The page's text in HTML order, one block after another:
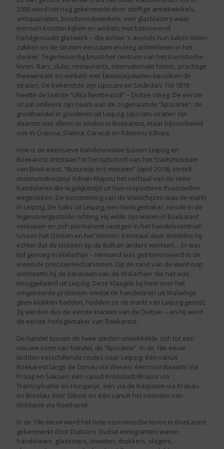
2000 werd het nog gekenmerkt door stoffige antiekwinkels,
antiquariaten, bruidsmodewinkels, een glasblazerij waar
mensen konden kijken en winkels met betoverend
handgemaakt glaswerk – die echter ’s avonds hun luiken lieten
zakken en de straten eenzaam en leeg achterlieten in het
donker. Tegenwoordig bruist het centrum van het toeristische
leven. Bars, clubs, restaurants, internationale hotels, prachtige
theewinkels en winkels met fantasiejuwelen bevolken de
straten. De bekendste zijn Lipscani en Smârdan. Tot 1878
heette de laatste “Ulița Nemțească” – Duitse steeg. De eerste
straat ontleent zijn naam aan de zogenaamde “lipscanie”, de
groothandel in goederen uit Leipzig. Lipscani-straten zijn
daarom niet alleen te vinden in Boekarest, maar bijvoorbeeld
ook in Craiova, Slatina, Caracal en Râmnicu Vâlcea.
Hoe is de intensieve handelsrelatie tussen Leipzig en
Boekarest ontstaan? In het tijdschrift van het Stadsmuseum
van Boekarest, “București in 5 minuten” (april 2018), vertelt
museumdirecteur Adrian Majuru het verhaal van de twee
handelaren die tegelijkertijd uit hun respectieve thuissteden
wegtrokken. De bestemming van de Walachijzen was de markt
in Leipzig. De Saks uit Leipzig, een horlogemaker, reisde in de
tegenovergestelde richting. Hij wilde zijn waren in Boekarest
verkopen en zich permanent vestigen in het handelscentrum
tussen het Oosten en het Westen. Eenmaal daar ontdekte hij
echter dat de klokken op de Balkan anders werkten… Er was
tijd genoeg in Walachije – niemand was geïnteresseerd in de
vreemde precisiemechanismen. Op de rand van de wanhoop
ontmoette hij de karavaan van de Walachijër die net was
teruggekeerd uit Leipzig. Deze klaagde bij hem over het
omgekeerde probleem: omdat de handelaren uit Walachije
geen klokken hadden, hadden ze de markt van Leipzig gemist.
Zij werden dus de eerste klanten van de Duitser – en hij werd
de eerste horlogemaker van Boekarest.
De handel tussen de twee steden ontwikkelde zich tot een
nieuwe vorm van handel, de “lipscanie”. In de 18e eeuw
leidden verschillende routes naar Leipzig: één vanuit
Boekarest langs de Donau via Wenen; één noordwaarts via
Praag en Saksen; één vanuit Kronstadt/Brașov via
Transsylvanië en Hongarije, één via de Karpaten via Krakau
en Breslau door Silezië en één vanuit het noorden van
Moldavië via Roethenië.
In de 19e eeuw werd het hele economische leven in Boekarest
gekenmerkt door Duitsers. Duitse immigranten waren
handelaars, glazeniers, smeden, drukkers, slagers,